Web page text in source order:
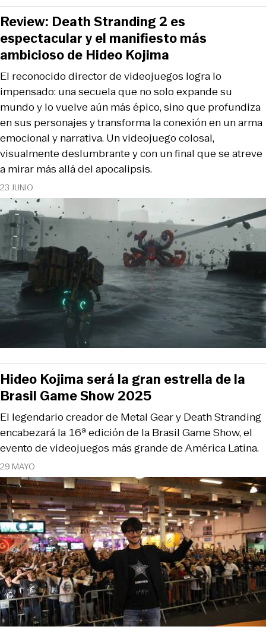
23 JUNIO
El reconocido director de videojuegos logra lo
impensado: una secuela que no solo expande su
mundo y lo vuelve aún más épico, sino que profundiza
en sus personajes y transforma la conexión en un arma
emocional y narrativa. Un videojuego colosal,
visualmente deslumbrante y con un final que se atreve
a mirar más allá del apocalipsis.
Review: Death Stranding 2 es
espectacular y el manifiesto más
ambicioso de Hideo Kojima
29 MAYO
El legendario creador de Metal Gear y Death Stranding
encabezará la 16ª edición de la Brasil Game Show, el
evento de videojuegos más grande de América Latina.
Hideo Kojima será la gran estrella de la
Brasil Game Show 2025